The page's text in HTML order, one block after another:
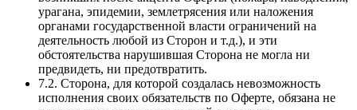
урагана, эпидемии, землетрясения или наложения
органами государственной власти ограничений на
деятельность любой из Сторон и т.д.), и эти
обстоятельства нарушившая Сторона не могла ни
предвидеть, ни предотвратить.
7.2. Сторона, для которой создалась невозможность
исполнения своих обязательств по Оферте, обязана не